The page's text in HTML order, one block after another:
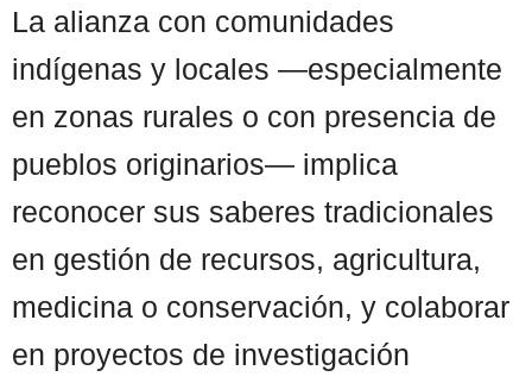
La alianza con comunidades
indígenas y locales —especialmente
en zonas rurales o con presencia de
pueblos originarios— implica
reconocer sus saberes tradicionales
en gestión de recursos, agricultura,
medicina o conservación, y colaborar
en proyectos de investigación